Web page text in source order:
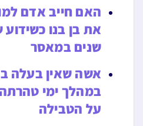
האם חייב אדם
את בן בנו
שנים במאסר
אשה שאין בעלה
במהלך ימי
על הטבילה